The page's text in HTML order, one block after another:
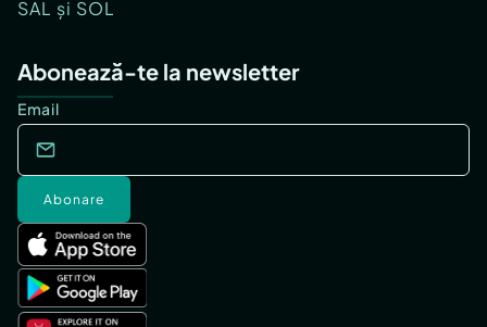
SAL și SOL
Abonează-te la newsletter
Email
Abonare